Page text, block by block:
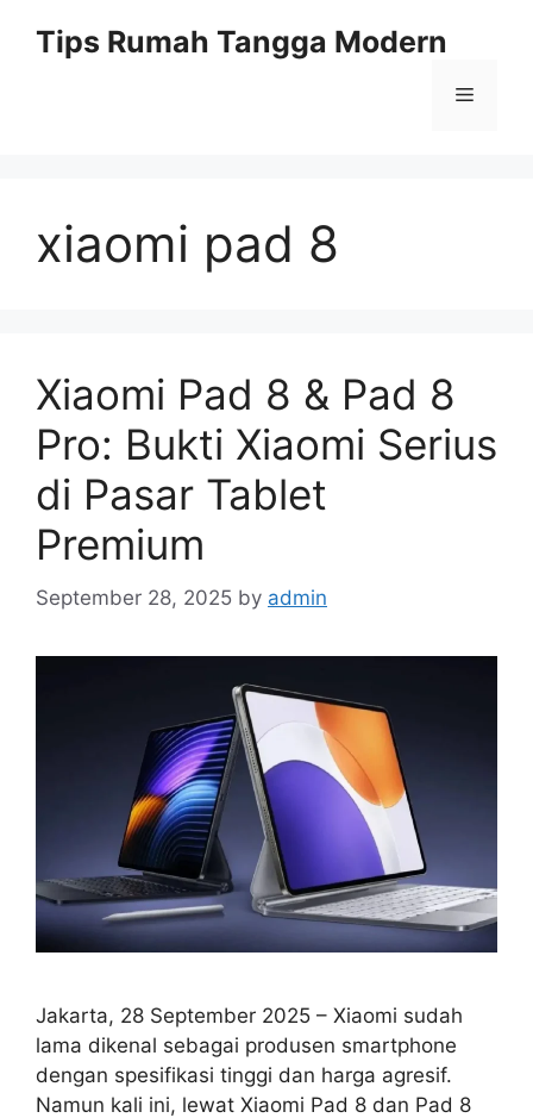
Tips Rumah Tangga Modern
Menu
xiaomi pad 8
Xiaomi Pad 8 & Pad 8
Pro: Bukti Xiaomi Serius
di Pasar Tablet
Premium
September 28, 2025 by admin
Jakarta, 28 September 2025 – Xiaomi sudah
lama dikenal sebagai produsen smartphone
dengan spesifikasi tinggi dan harga agresif.
Namun kali ini, lewat Xiaomi Pad 8 dan Pad 8